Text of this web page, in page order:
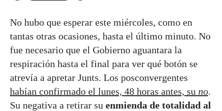
No hubo que esperar este miércoles, como en
tantas otras ocasiones, hasta el último minuto. No
fue necesario que el Gobierno aguantara la
respiración hasta el final para ver qué botón se
atrevía a apretar Junts. Los posconvergentes
habían confirmado el lunes, 48 horas antes, su no.
Su negativa a retirar su enmienda de totalidad al